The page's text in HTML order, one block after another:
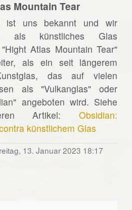
Mountain Tear
ist uns bekannt und wir
als künstliches Glas
Atlas Mountain Tear"
als ein seit längerem
das auf vielen
als "Vulkanglas" oder
angeboten wird. Siehe
Artikel:Obsidian:
künstlichem Glas
13. Januar 2023 18:17